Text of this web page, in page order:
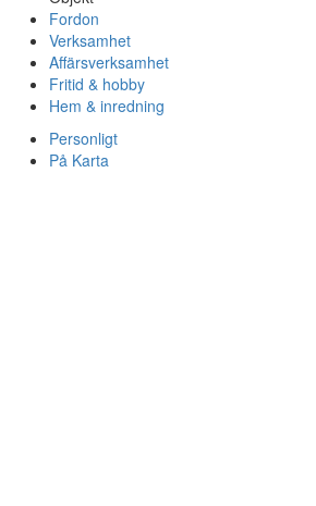
Fordon
Verksamhet
Affärsverksamhet
Fritid & hobby
Hem & inredning
Personligt
På Karta